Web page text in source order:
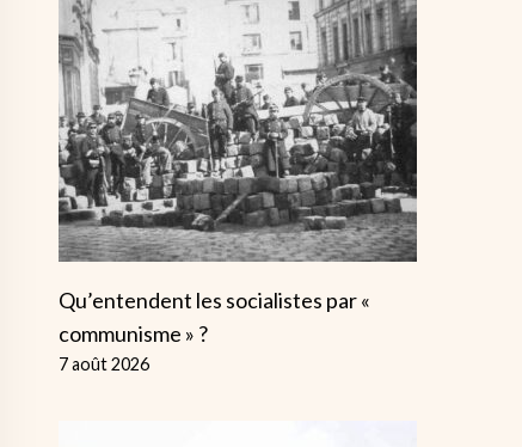
Qu’entendent les socialistes par «
communisme » ?
7 août 2026